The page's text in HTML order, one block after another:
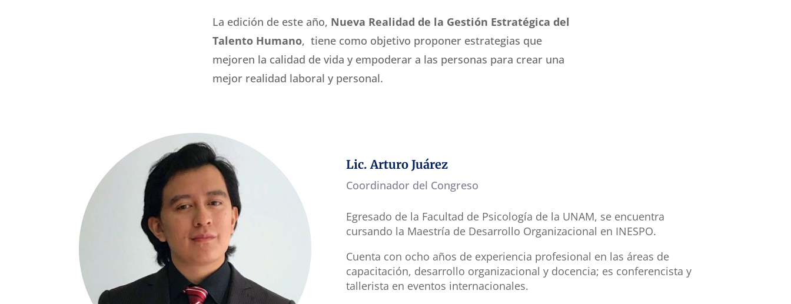
La edición de este año, Nueva Realidad de la Gestión Estratégica del
Talento Humano, tiene como objetivo proponer estrategias que
mejoren la calidad de vida y empoderar a las personas para crear una
mejor realidad laboral y personal.
Lic. Arturo Juárez
Coordinador del Congreso
Egresado de la Facultad de Psicología de la UNAM, se encuentra
cursando la Maestría de Desarrollo Organizacional en INESPO.
Cuenta con ocho años de experiencia profesional en las áreas de
capacitación, desarrollo organizacional y docencia; es conferencista y
tallerista en eventos internacionales.